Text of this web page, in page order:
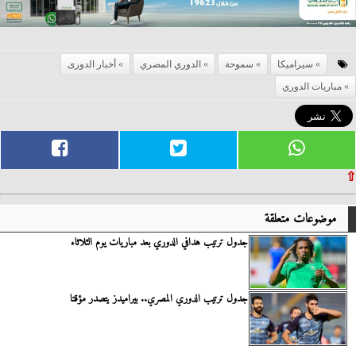
سيراميكا سموحة الدوري المصري
أخبار الدورى
مباريات الدوري
⇧
موضوعات متعلقة
جدول ترتيب هدافي الدوري بعد مباريات يوم الثلاثاء
جدول ترتيب الدوري المصري.. بيراميدز يتصدر مؤقتا